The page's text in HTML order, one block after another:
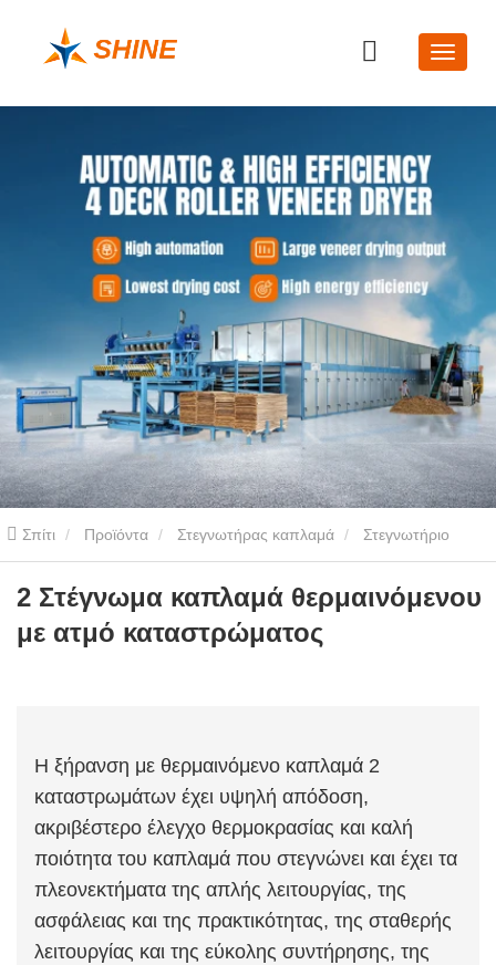
Σπίτι Προϊόντα Στεγνωτήρας καπλαμά Στεγνωτήριο
καπλαμά θερμαινόμενο με ατμό
θερμαινόμενου με ατμό καταστρώματος
2 Στέγνωμα καπλαμά θερμαινόμενου
με ατμό καταστρώματος
Η ξήρανση με θερμαινόμενο καπλαμά 2
καταστρωμάτων έχει υψηλή απόδοση,
ακριβέστερο έλεγχο θερμοκρασίας και καλή
ποιότητα του καπλαμά που στεγνώνει και έχει τα
πλεονεκτήματα της απλής λειτουργίας, της
ασφάλειας και της πρακτικότητας, της σταθερής
λειτουργίας και της εύκολης συντήρησης, της